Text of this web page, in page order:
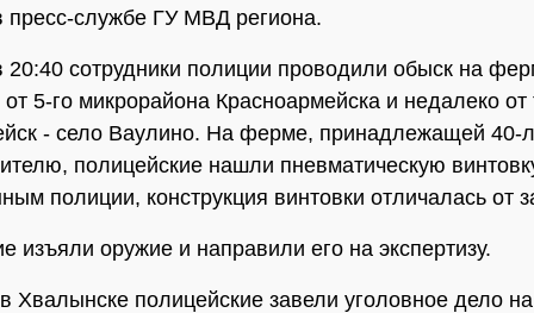
пресс-службе ГУ МВД региона.
20:40 сотрудники полиции проводили обыск на
от 5-го микрорайона Красноармейска и недалеко от
- село Ваулино. На ферме, принадлежащей 40-
полицейские нашли пневматическую
полиции, конструкция винтовки отличалась от
изъяли оружие и направили его на экспертизу.
Хвалынске полицейские завели уголовное дело